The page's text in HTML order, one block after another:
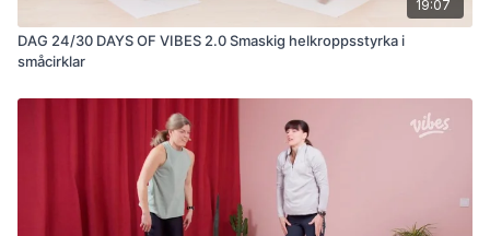
19:07
DAG 24/30 DAYS OF VIBES 2.0 Smaskig helkroppsstyrka i
småcirklar